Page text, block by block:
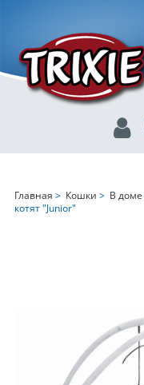
Главная > Кошки > В доме
котят "Junior"